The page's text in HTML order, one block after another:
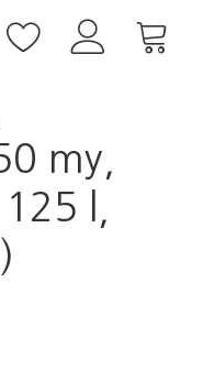
my,
l,